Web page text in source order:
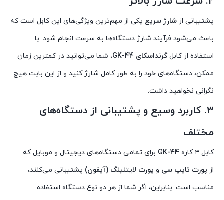
پشتیبانی از شارژ سریع یکی از مهم‌ترین ویژگی‌های این کابل است که
باعث می‌شود فرآیند شارژ دستگاه‌ها به سرعت انجام شود. با
استفاده از کابلگرنداسکای GK-44
، شما می‌توانید در کمترین زمان
ممکن، دستگاه‌های خود را به طور کامل شارژ کنید و از این بابت هیچ
نگرانی نخواهید داشت.
۳. کاربرد وسیع و پشتیبانی از دستگاه‌های
مختلف
کابل ۴ کاره GK-44 برای تمامی دستگاه‌های دیجیتال و موبایل که
از پورت تایپ سی و پورت لایتنینگ (آیفون) پشتیبانی می‌کنند،
مناسب است. بنابراین، اگر شما از هر دو نوع دستگاه استفاده